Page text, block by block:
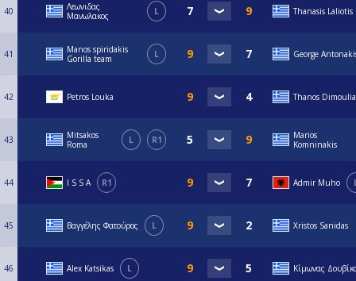
40
Λεωνιδας
Μανωλακος
L Thanasis Laliotis
41
Manos spiridakis
Gorilla team
L George
42 Petros Louka Thanos
43
Mitsakos
Roma
L R1
Marios
Komninakis
44 I S S A R1 Admir Muho
45 Βαγγέλης Φατούρος L Xristos Sanidas
46 Alex Katsikas L Κίμωνας